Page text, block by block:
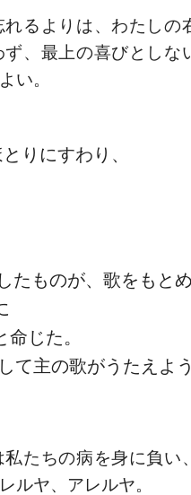
るよりは、わたしの
、最上の喜びとしな
い。
りにすわり、
たものが、歌をもと
命じた。
て主の歌がうたえよ
たちの病を身に負い
ルヤ、アレルヤ。